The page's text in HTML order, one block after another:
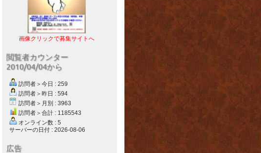
画像クリックで募集サイトへ
閲覧者カウンター
2010/04/04から
訪問者＞今日 : 259
訪問者＞昨日 : 594
訪問者＞月別 : 3963
訪問者＞合計 : 1185543
オンライン数 : 5
サーバーの日付 : 2026-08-06
広告